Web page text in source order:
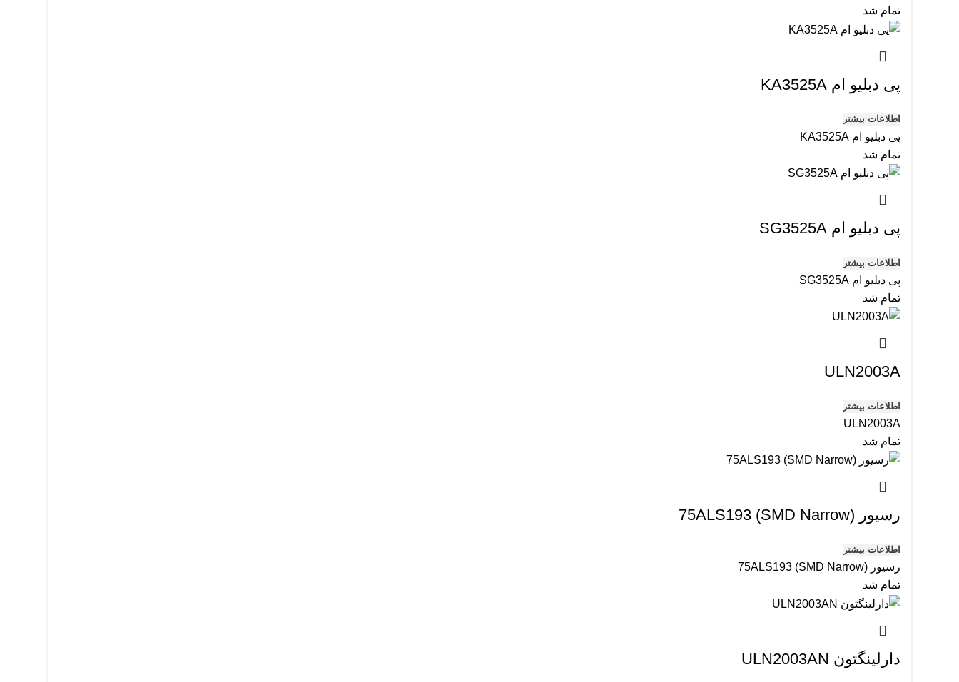
تمام شد
پی دبلیو ام KA3525A
اطلاعات بیشتر
پی دبلیو ام KA3525A
تمام شد
پی دبلیو ام SG3525A
اطلاعات بیشتر
پی دبلیو ام SG3525A
تمام شد
ULN2003A
اطلاعات بیشتر
ULN2003A
تمام شد
رسیور 75ALS193 (SMD Narrow)
اطلاعات بیشتر
رسیور 75ALS193 (SMD Narrow)
تمام شد
دارلینگتون ULN2003AN